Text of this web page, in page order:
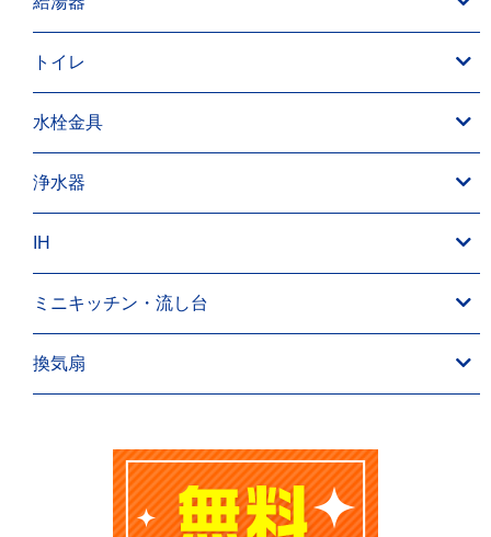
トイレ
水栓金具
浄水器
IH
ミニキッチン・流し台
換気扇